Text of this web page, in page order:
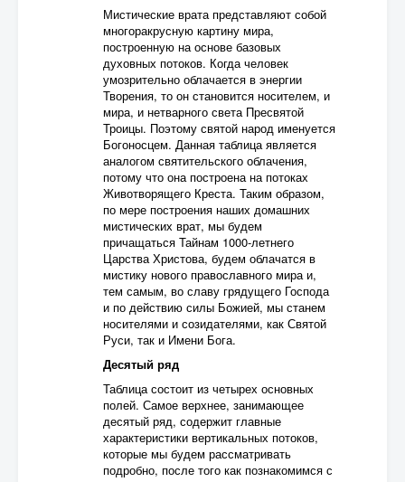
Мистические врата представляют собой
многоракрусную картину мира,
построенную на основе базовых
духовных потоков. Когда человек
умозрительно облачается в энергии
Творения, то он становится носителем, и
мира, и нетварного света Пресвятой
Троицы. Поэтому святой народ именуется
Богоносцем. Данная таблица является
аналогом святительского облачения,
потому что она построена на потоках
Животворящего Креста. Таким образом,
по мере построения наших домашних
мистических врат, мы будем
причащаться Тайнам 1000-летнего
Царства Христова, будем облачатся в
мистику нового православного мира и,
тем самым, во славу грядущего Господа
и по действию силы Божией, мы станем
носителями и созидателями, как Святой
Руси, так и Имени Бога.
Десятый ряд
Таблица состоит из четырех основных
полей. Самое верхнее, занимающее
десятый ряд, содержит главные
характеристики вертикальных потоков,
которые мы будем рассматривать
подробно, после того как познакомимся с